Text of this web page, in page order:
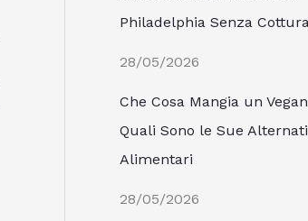
Philadelphia Senza
28/05/2026
Che Cosa Mangia un
Quali Sono le Sue
Alimentari
28/05/2026